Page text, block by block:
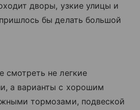
дворы, узкие улицы и
бы делать большой
смотреть не легкие
а варианты с хорошим
тормозами, подвеской